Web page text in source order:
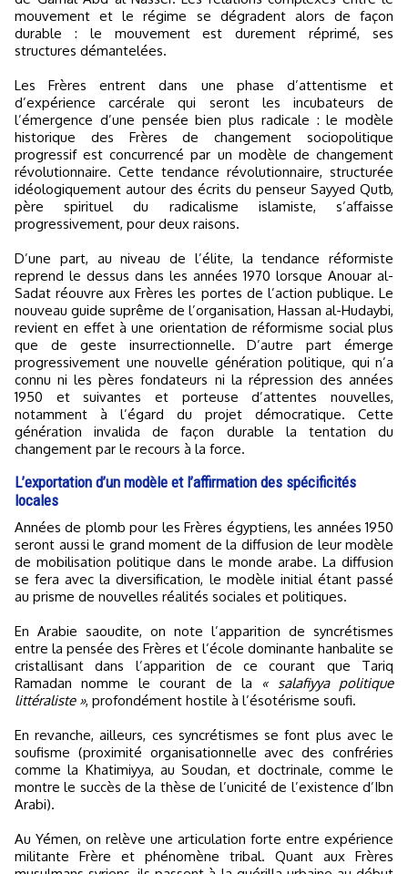
mouvement et le régime se dégradent alors de façon
durable : le mouvement est durement réprimé, ses
structures démantelées.
Les Frères entrent dans une phase d’attentisme et
d’expérience carcérale qui seront les incubateurs de
l’émergence d’une pensée bien plus radicale : le modèle
historique des Frères de changement sociopolitique
progressif est concurrencé par un modèle de changement
révolutionnaire. Cette tendance révolutionnaire, structurée
idéologiquement autour des écrits du penseur Sayyed Qutb,
père spirituel du radicalisme islamiste, s’affaisse
progressivement, pour deux raisons.
D’une part, au niveau de l’élite, la tendance réformiste
reprend le dessus dans les années 1970 lorsque Anouar al-
Sadat réouvre aux Frères les portes de l’action publique. Le
nouveau guide suprême de l’organisation, Hassan al-Hudaybi,
revient en effet à une orientation de réformisme social plus
que de geste insurrectionnelle. D’autre part émerge
progressivement une nouvelle génération politique, qui n’a
connu ni les pères fondateurs ni la répression des années
1950 et suivantes et porteuse d’attentes nouvelles,
notamment à l’égard du projet démocratique. Cette
génération invalida de façon durable la tentation du
changement par le recours à la force.
L’exportation d’un modèle et l’affirmation des spécificités
locales
Années de plomb pour les Frères égyptiens, les années 1950
seront aussi le grand moment de la diffusion de leur modèle
de mobilisation politique dans le monde arabe. La diffusion
se fera avec la diversification, le modèle initial étant passé
au prisme de nouvelles réalités sociales et politiques.
En Arabie saoudite, on note l’apparition de syncrétismes
entre la pensée des Frères et l’école dominante hanbalite se
cristallisant dans l’apparition de ce courant que Tariq
Ramadan nomme le courant de la « salafiyya politique
littéraliste », profondément hostile à l’ésotérisme soufi.
En revanche, ailleurs, ces syncrétismes se font plus avec le
soufisme (proximité organisationnelle avec des confréries
comme la Khatimiyya, au Soudan, et doctrinale, comme le
montre le succès de la thèse de l’unicité de l’existence d’Ibn
Arabi).
Au Yémen, on relève une articulation forte entre expérience
militante Frère et phénomène tribal. Quant aux Frères